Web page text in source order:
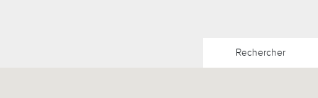
Rechercher